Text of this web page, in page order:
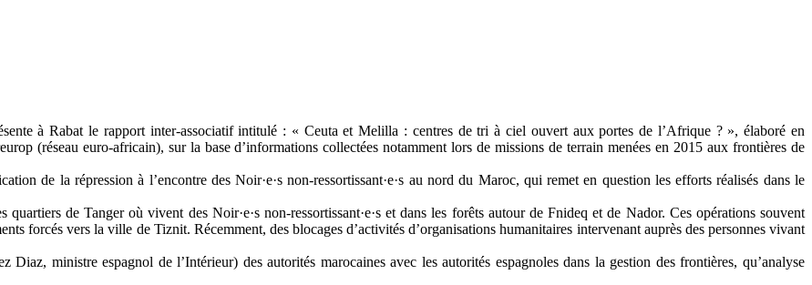
à Rabat le rapport inter-associatif intitulé : « Ceuta et Melilla : centres de tri à ciel ouvert aux portes de l’Afrique ? », élaboré en
(réseau euro-africain), sur la base d’informations collectées notamment lors de missions de terrain menées en 2015 aux frontières de
de la répression à l’encontre des Noir·e·s non-ressortissant·e·s au nord du Maroc, qui remet en question les efforts réalisés dans le
de Tanger où vivent des Noir·e·s non-ressortissant·e·s et dans les forêts autour de Fnideq et de Nador. Ces opérations souvent
forcés vers la ville de Tiznit. Récemment, des blocages d’activités d’organisations humanitaires intervenant auprès des personnes vivant
ministre espagnol de l’Intérieur) des autorités marocaines avec les autorités espagnoles dans la gestion des frontières, qu’analyse